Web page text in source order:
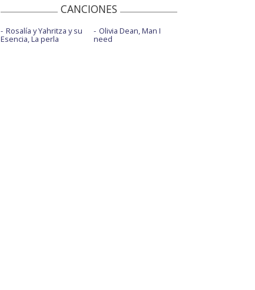
CANCIONES
Rosalía y Yahritza y su
Esencia, La perla
Olivia Dean, Man I
need